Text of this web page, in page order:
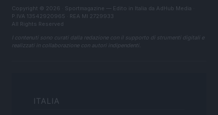
Copyright © 2026 · Sportmagazine — Edito in Italia da AdHub Media
P.IVA 13542920965 · REA MI 2729933
All Rights Reserved
I contenuti sono curati dalla redazione con il supporto di strumenti digitali e
realizzati in collaborazione con autori indipendenti.
ITALIA